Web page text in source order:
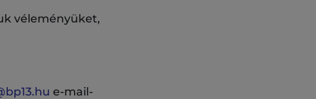
véleményüket,
e-mail-